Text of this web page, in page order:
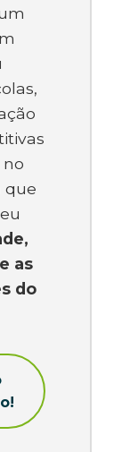
que
as
do